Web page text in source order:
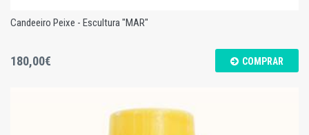
Candeeiro Peixe - Escultura "MAR"
180,00€ COMPRAR